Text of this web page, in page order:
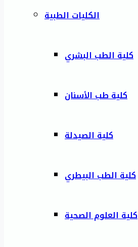
الكليات الطبية
كلية الطب البشري
كلية طب الأسنان
كلية الصيدلة
كلية الطب البيطري
كلية العلوم الصحية